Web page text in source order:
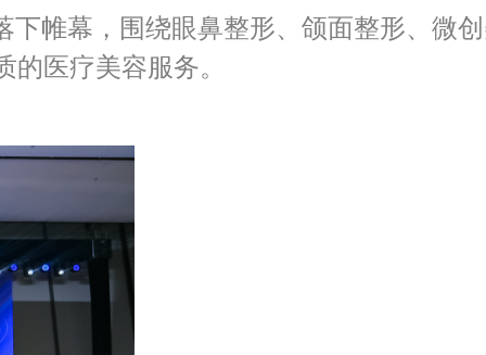
下帷幕，围绕眼鼻整形、颌面整形、微
医疗美容服务。